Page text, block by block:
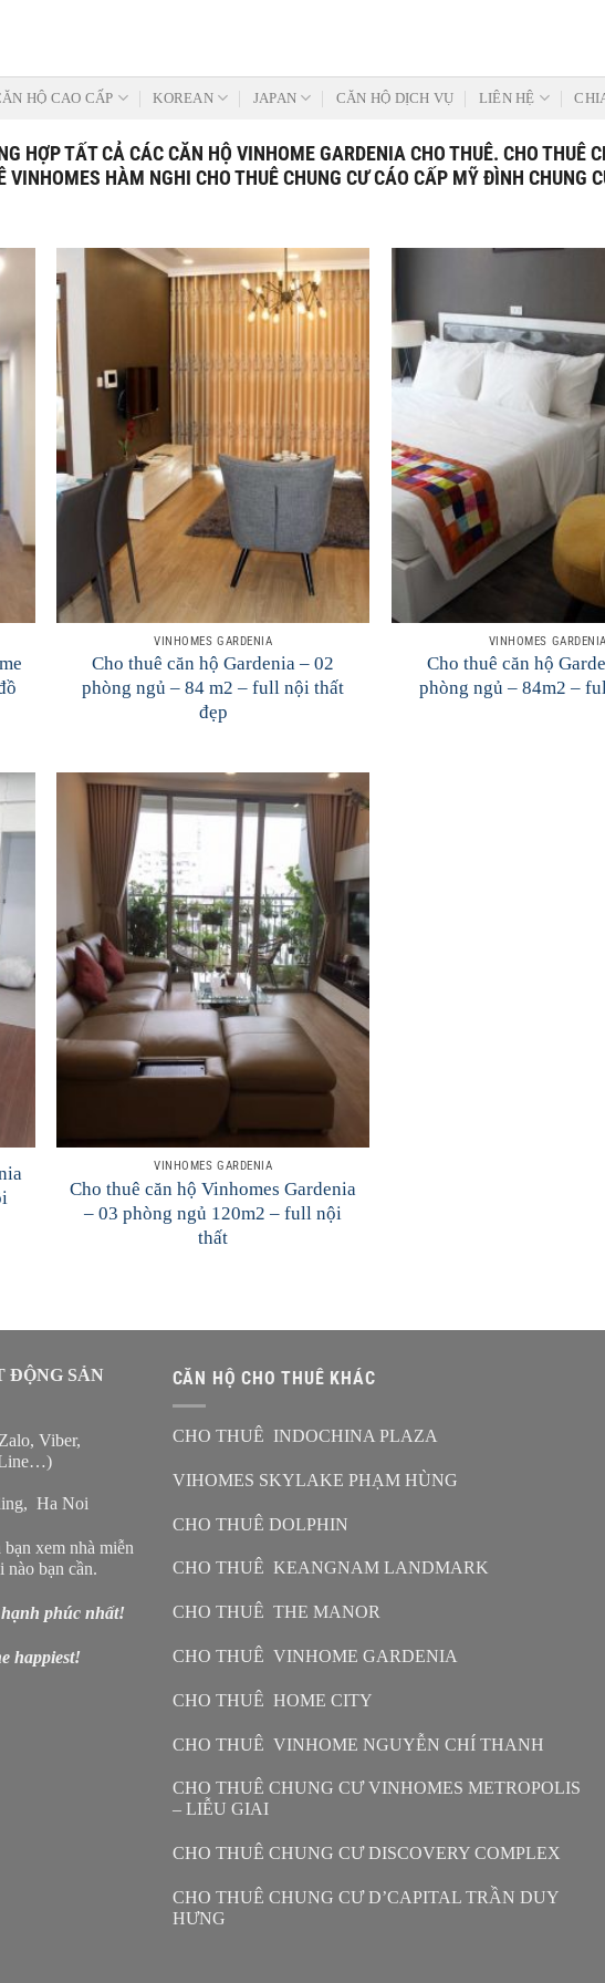
HỘ CAO CẤP KOREAN JAPAN CĂN HỘ DỊCH VỤ LIÊN HỆ
HỢP TẤT CẢ CÁC CĂN HỘ VINHOME GARDENIA CHO THUÊ. CHO THUÊ
VINHOMES HÀM NGHI CHO THUÊ CHUNG CƯ CÁO CẤP MỸ ĐÌNH CHUNG
to
Add to
Wishlist
VINHOMES GARDENIA
Cho thuê căn hộ Gardenia – 02
phòng ngủ – 84 m2 – full nội thất
đẹp
VINHOMES GARDENIA
Cho thuê căn hộ
phòng ngủ – 84m2 –
Add to
Wishlist
VINHOMES GARDENIA
Cho thuê căn hộ Vinhomes Gardenia
– 03 phòng ngủ 120m2 – full nội
thất
ĐỘNG SẢN
Viber,
Line…)
Ha Noi
xem nhà miễn
bạn cần.
phúc nhất!
happiest!
CĂN HỘ CHO THUÊ KHÁC
CHO THUÊ INDOCHINA PLAZA
VIHOMES SKYLAKE PHẠM HÙNG
CHO THUÊ DOLPHIN
CHO THUÊ KEANGNAM LANDMARK
CHO THUÊ THE MANOR
CHO THUÊ VINHOME GARDENIA
CHO THUÊ HOME CITY
CHO THUÊ VINHOME NGUYỄN CHÍ THANH
CHO THUÊ CHUNG CƯ VINHOMES METROPOLIS
– LIỄU GIAI
CHO THUÊ CHUNG CƯ DISCOVERY COMPLEX
CHO THUÊ CHUNG CƯ D’CAPITAL TRẦN DUY
HƯNG